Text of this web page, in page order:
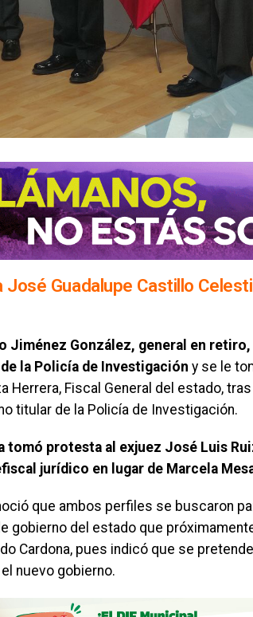
José Guadalupe Castillo
Jiménez González, general en
la Policía de Investigación y se le
Herrera, Fiscal General del estado,
titular de la Policía de Investigación.
tomó protesta al exjuez José Luis
jurídico en lugar de Marcela
que ambos perfiles se buscaron
gobierno del estado que
Cardona, pues indicó que se
nuevo gobierno.